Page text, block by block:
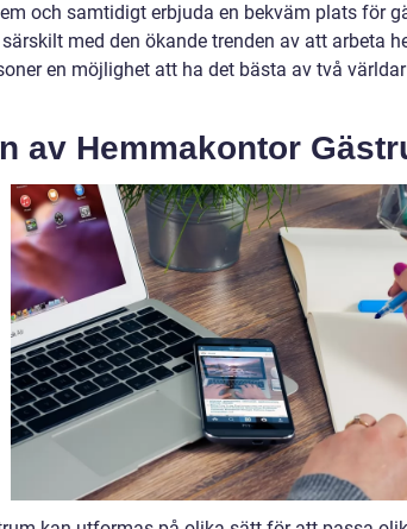
och samtidigt erbjuda en bekväm plats för
med den ökande trenden av att arbeta
en möjlighet att ha det bästa av två
av Hemmakontor